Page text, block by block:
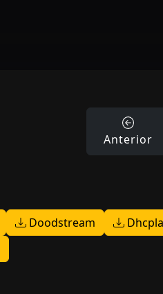
Anterior
Doodstream